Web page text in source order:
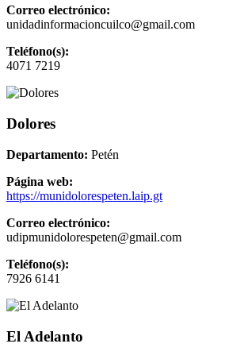
Correo electrónico:
unidadinformacioncuilco@gmail.com
Teléfono(s):
4071 7219
Dolores
Departamento: Petén
Página web:
https://munidolorespeten.laip.gt
Correo electrónico:
udipmunidolorespeten@gmail.com
Teléfono(s):
7926 6141
El Adelanto